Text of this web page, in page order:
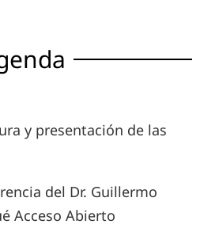
y presentación de las
del Dr. Guillermo
Acceso Abierto